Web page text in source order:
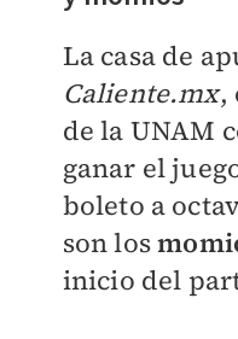
La casa de
Caliente.mx,
de la UNAM
ganar el
boleto a
son los
inicio del